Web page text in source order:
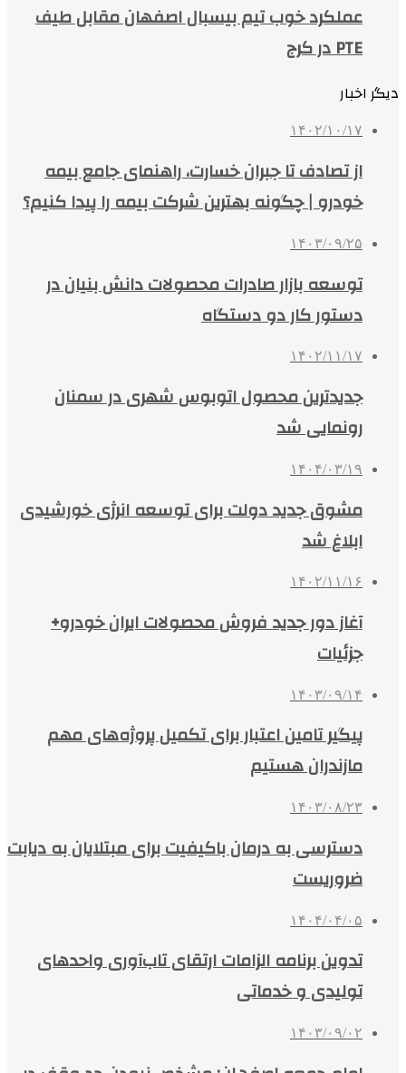
عملکرد خوب تیم بیسبال اصفهان مقابل طیف
PTE در کرج
دیگر اخبار
۱۴۰۲/۱۰/۱۷
از تصادف تا جبران خسارت، راهنمای جامع بیمه
خودرو | چگونه بهترین شرکت بیمه را پیدا کنیم؟
۱۴۰۳/۰۹/۲۵
توسعه بازار صادرات محصولات دانش بنیان در
دستور کار دو دستگاه
۱۴۰۲/۱۱/۱۷
جدیدترین محصول اتوبوس شهری در سمنان
رونمایی شد
۱۴۰۴/۰۳/۱۹
مشوق جدید دولت برای توسعه انرژی خورشیدی
ابلاغ شد
۱۴۰۲/۱۱/۱۶
آغاز دور جدید فروش محصولات ایران خودرو+
جزئیات
۱۴۰۳/۰۹/۱۴
پیگیر تامین اعتبار برای تکمیل پروژه‌های مهم
مازندران هستیم
۱۴۰۳/۰۸/۲۳
دسترسی به درمان باکیفیت برای مبتلایان به دیابت
ضروریست
۱۴۰۴/۰۴/۰۵
تدوین برنامه الزامات ارتقای تاب‌آوری واحدهای
تولیدی و خدماتی
۱۴۰۳/۰۹/۰۲